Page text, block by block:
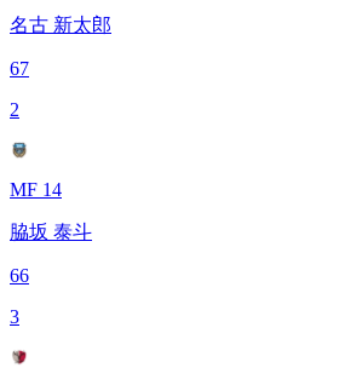
名古 新太郎
67
2
MF 14
脇坂 泰斗
66
3